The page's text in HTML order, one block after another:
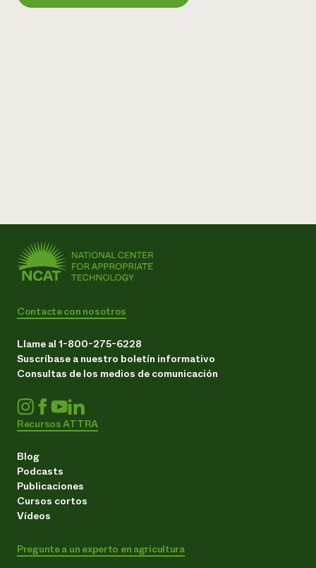
Contacte con nosotros
Llame al 1-800-275-6228
Suscríbase a nuestro boletín informativo
Consultas de los medios de comunicación
Recursos ATTRA
Blog
Podcasts
Publicaciones
Cursos cortos
Vídeos
Pregunte a un experto en agricultura